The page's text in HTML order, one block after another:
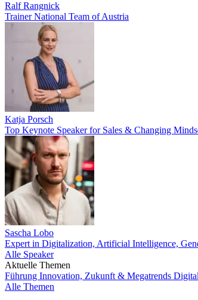
Ralf Rangnick
Trainer National Team of Austria
Katja Porsch
Top Keynote Speaker for Sales & Changing
Sascha Lobo
Expert in Digitalization, Artificial Intelligence,
Alle Speaker
Aktuelle Themen
Führung Innovation, Zukunft & Megatrends
Alle Themen